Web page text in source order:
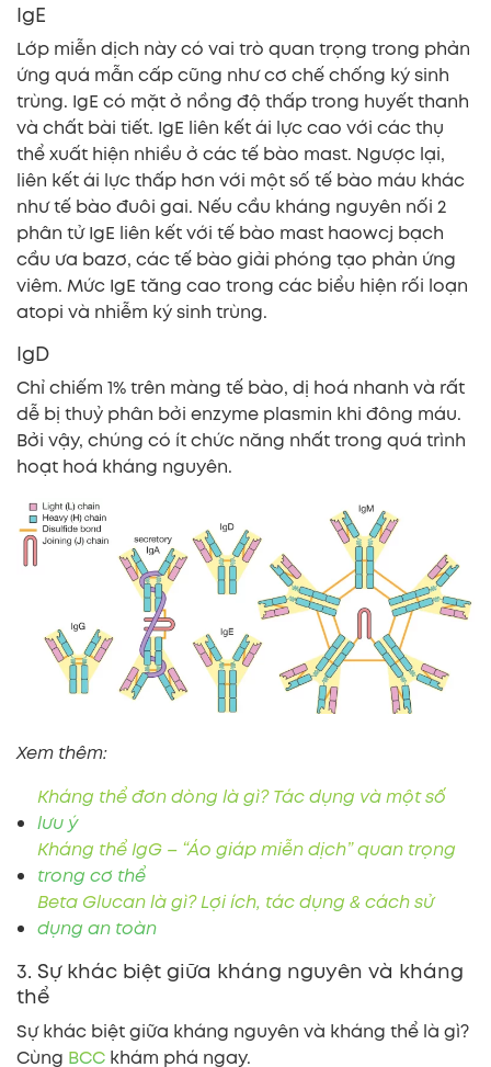
IgE
Lớp miễn dịch này có vai trò quan trọng trong phản
ứng quá mẫn cấp cũng như cơ chế chống ký sinh
trùng. IgE có mặt ở nồng độ thấp trong huyết thanh
và chất bài tiết. IgE liên kết ái lực cao với các thụ
thể xuất hiện nhiều ở các tế bào mast. Ngược lại,
liên kết ái lực thấp hơn với một số tế bào máu khác
như tế bào đuôi gai. Nếu cầu kháng nguyên nối 2
phân tử IgE liên kết với tế bào mast haowcj bạch
cầu ưa bazơ, các tế bào giải phóng tạo phản ứng
viêm. Mức IgE tăng cao trong các biểu hiện rối loạn
atopi và nhiễm ký sinh trùng.
IgD
Chỉ chiếm 1% trên màng tế bào, dị hoá nhanh và rất
dễ bị thuỷ phân bởi enzyme plasmin khi đông máu.
Bởi vậy, chúng có ít chức năng nhất trong quá trình
hoạt hoá kháng nguyên.
Xem thêm:
Kháng thể đơn dòng là gì? Tác dụng và một số
lưu ý
Kháng thể IgG – “Áo giáp miễn dịch” quan trọng
trong cơ thể
Beta Glucan là gì? Lợi ích, tác dụng & cách sử
dụng an toàn
3. Sự khác biệt giữa kháng nguyên và kháng
thể
Sự khác biệt giữa kháng nguyên và kháng thể là gì?
Cùng BCC khám phá ngay.